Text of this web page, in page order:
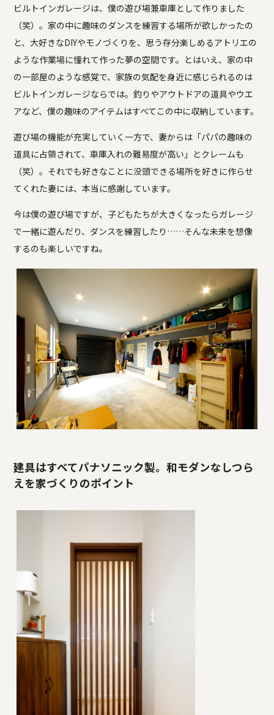
ビルトインガレージは、僕の遊び場兼車庫として作りました
（笑）。家の中に趣味のダンスを練習する場所が欲しかったの
と、大好きなDIYやモノづくりを、思う存分楽しめるアトリエの
ような作業場に憧れて作った夢の空間です。とはいえ、家の中
の一部屋のような感覚で、家族の気配を身近に感じられるのは
ビルトインガレージならでは。釣りやアウトドアの道具やウエ
アなど、僕の趣味のアイテムはすべてこの中に収納しています。
遊び場の機能が充実していく一方で、妻からは「パパの趣味の
道具に占領されて、車庫入れの難易度が高い」とクレームも
（笑）。それでも好きなことに没頭できる場所を好きに作らせ
てくれた妻には、本当に感謝しています。
今は僕の遊び場ですが、子どもたちが大きくなったらガレージ
で一緒に遊んだり、ダンスを練習したり……そんな未来を想像
するのも楽しいですね。
建具はすべてパナソニック製。和モダンなしつら
えを家づくりのポイント